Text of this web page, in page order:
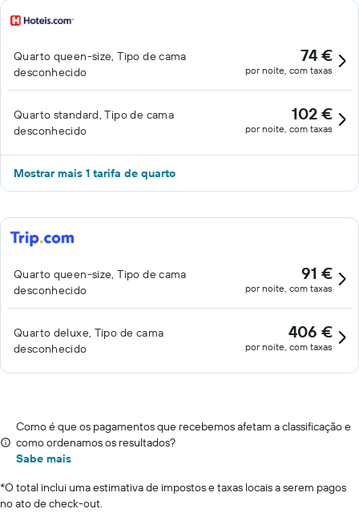
Quarto queen-size, Tipo de cama
desconhecido
74 €
por noite, com taxas
Quarto standard, Tipo de cama
desconhecido
102 €
por noite, com taxas
Mostrar mais 1 tarifa de quarto
Quarto queen-size, Tipo de cama
desconhecido
91 €
por noite, com taxas
Quarto deluxe, Tipo de cama
desconhecido
406 €
por noite, com taxas
Como é que os pagamentos que recebemos afetam a classificação e
como ordenamos os resultados?
Sabe mais
*O total inclui uma estimativa de impostos e taxas locais a serem pagos
no ato de check-out.